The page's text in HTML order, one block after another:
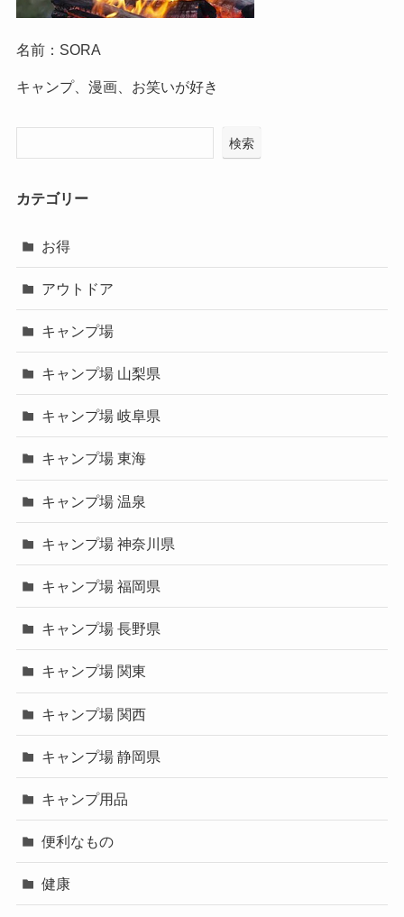
名前：SORA
キャンプ、漫画、お笑いが好き
検索
カテゴリー
お得
アウトドア
キャンプ場
キャンプ場 山梨県
キャンプ場 岐阜県
キャンプ場 東海
キャンプ場 温泉
キャンプ場 神奈川県
キャンプ場 福岡県
キャンプ場 長野県
キャンプ場 関東
キャンプ場 関西
キャンプ場 静岡県
キャンプ用品
便利なもの
健康